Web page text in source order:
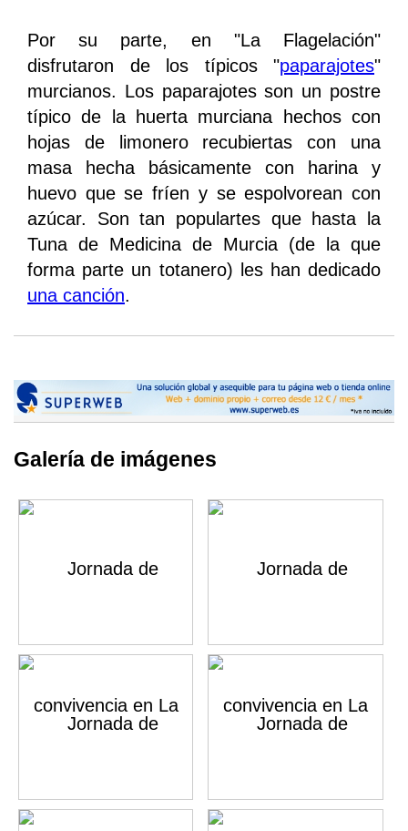
Por su parte, en "La Flagelación"
disfrutaron de los típicos "paparajotes"
murcianos. Los paparajotes son un postre
típico de la huerta murciana hechos con
hojas de limonero recubiertas con una
masa hecha básicamente con harina y
huevo que se fríen y se espolvorean con
azúcar. Son tan populartes que hasta la
Tuna de Medicina de Murcia (de la que
forma parte un totanero) les han dedicado
una canción.
Galería de imágenes